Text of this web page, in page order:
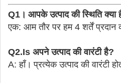
Q1। आपके उत्पाद की स्थिति क्या
एक: आम तौर पर हम 4 शर्तें
Q2.Is अपने उत्पाद की वारंटी है?
A: हाँ। प्रत्येक उत्पाद की वारंटी